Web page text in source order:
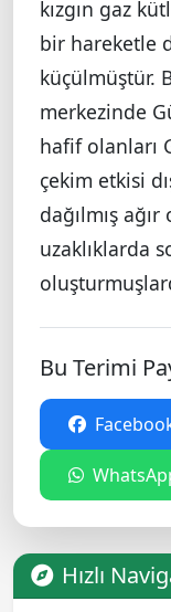
kızgın gaz
bir hareketle
küçülmüştür.
merkezinde
hafif olanları
çekim etkisi
dağılmış
uzaklıklarda
Bu Terimi
Hızlı